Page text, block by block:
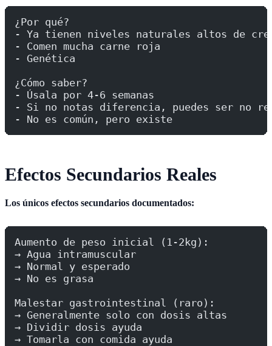
¿Por qué?
- Ya tienen niveles naturales altos de
- Comen mucha carne roja
- Genética
¿Cómo saber?
- Úsala por 4-6 semanas
- Si no notas diferencia, puedes ser no
- No es común, pero existe
Efectos Secundarios Reales
Los únicos efectos secundarios documentados:
Aumento de peso inicial (1-2kg):
→ Agua intramuscular
→ Normal y esperado
→ No es grasa
Malestar gastrointestinal (raro):
→ Generalmente solo con dosis altas
→ Dividir dosis ayuda
→ Tomarla con comida ayuda